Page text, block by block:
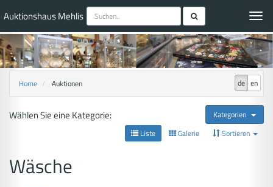
Auktionshaus Mehlis
de en
Home Auktionen
Kategorien
Wählen Sie eine Kategorie:
Liste Galerie Sortieren
Wäsche